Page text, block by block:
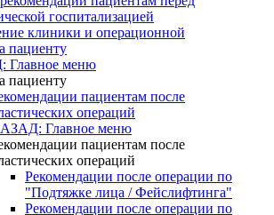
госпитализацией
клиники и операционной
пациенту
меню
пациенту
пациентам после
операций
Главное меню
пациентам после
операций
Рекомендации после операции по
"Подтяжке лица / Фейслифтинга"
Рекомендации после операции по